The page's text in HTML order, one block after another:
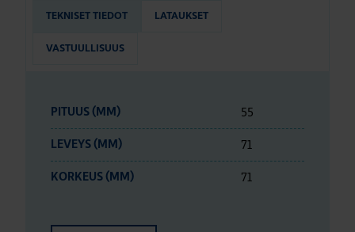
TEKNISET TIEDOT LATAUKSET
VASTUULLISUUS
PITUUS (MM) 55
LEVEYS (MM) 71
KORKEUS (MM) 71